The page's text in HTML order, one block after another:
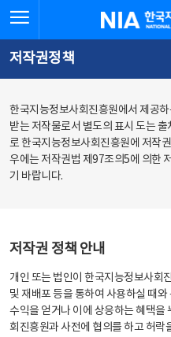
문
로
가
체
뉴
바
가
한국지능정보
저작권정책
한국지능정보사회진흥원에서 제공
받는 저작물로서 별도의 표시 도는
로 한국지능정보사회진흥원에 저작
우에는 저작권법 제97조의5에 의한
기 바랍니다.
저작권 정책 안내
개인 또는 법인이 한국지능정보사회
및 재배포 등을 통하여 사용하실 때
수익을 얻거나 이에 상응하는 혜택을
회진흥원과 사전에 협의를 하고 허